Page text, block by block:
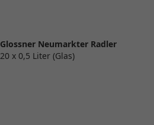
Glossner Neumarkter Radler
20 x 0,5 Liter (Glas)